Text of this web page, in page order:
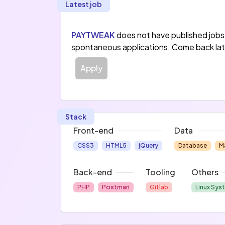
paiement en une expérience client
Proposant des services de paiement
mails, SMS...) Paytweak est
CLICK Direct2Bank.
Latest job
PAYTWEAKdoes not have published
spontaneous applications. Come back
Apply
Stack
Front-end
CSS3 HTML5 jQuery
Data
Database
Back-end
PHP Postman
Tooling
Gitlab
Others
Linux